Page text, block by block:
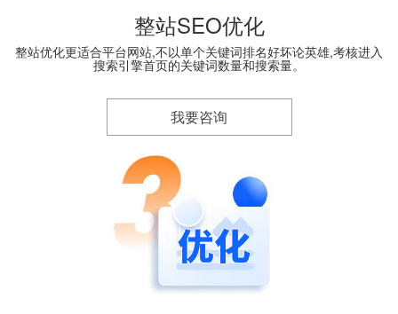
整站SEO优化
整站优化更适合平台网站,不以单个关键词排名好坏论英雄,考核进入
搜索引擎首页的关键词数量和搜索量。
我要咨询